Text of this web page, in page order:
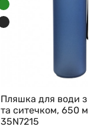
Пляшка для води з
та ситечком, 650 мл
35N7215